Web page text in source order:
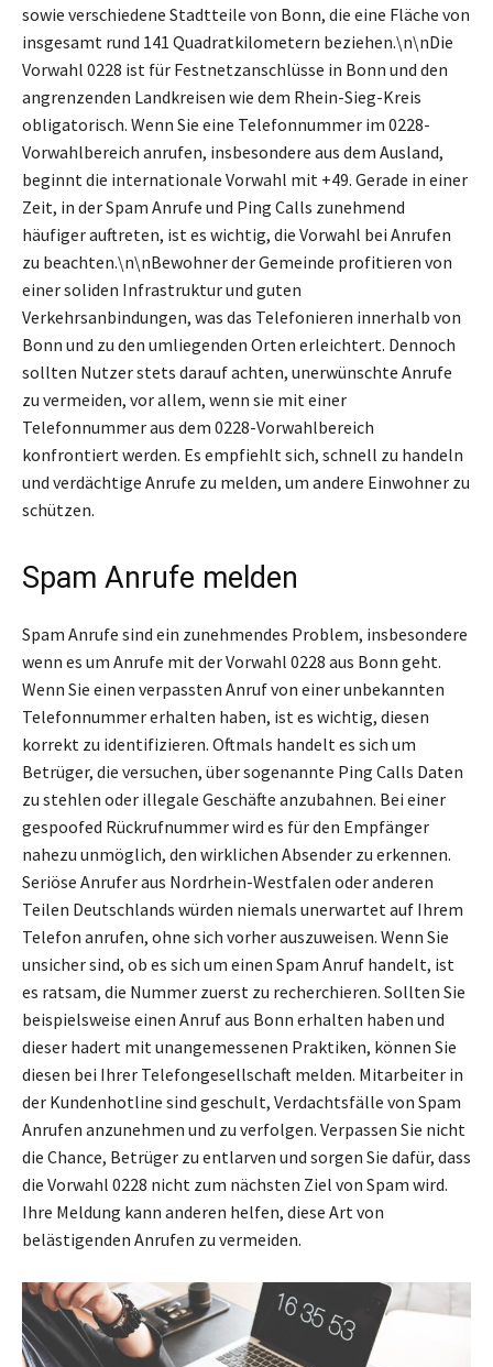
sowie verschiedene Stadtteile von Bonn, die eine Fläche von
insgesamt rund 141 Quadratkilometern beziehen.\n\nDie
Vorwahl 0228 ist für Festnetzanschlüsse in Bonn und den
angrenzenden Landkreisen wie dem Rhein-Sieg-Kreis
obligatorisch. Wenn Sie eine Telefonnummer im 0228-
Vorwahlbereich anrufen, insbesondere aus dem Ausland,
beginnt die internationale Vorwahl mit +49. Gerade in einer
Zeit, in der Spam Anrufe und Ping Calls zunehmend
häufiger auftreten, ist es wichtig, die Vorwahl bei Anrufen
zu beachten.\n\nBewohner der Gemeinde profitieren von
einer soliden Infrastruktur und guten
Verkehrsanbindungen, was das Telefonieren innerhalb von
Bonn und zu den umliegenden Orten erleichtert. Dennoch
sollten Nutzer stets darauf achten, unerwünschte Anrufe
zu vermeiden, vor allem, wenn sie mit einer
Telefonnummer aus dem 0228-Vorwahlbereich
konfrontiert werden. Es empfiehlt sich, schnell zu handeln
und verdächtige Anrufe zu melden, um andere Einwohner zu
schützen.
Spam Anrufe melden
Spam Anrufe sind ein zunehmendes Problem, insbesondere
wenn es um Anrufe mit der Vorwahl 0228 aus Bonn geht.
Wenn Sie einen verpassten Anruf von einer unbekannten
Telefonnummer erhalten haben, ist es wichtig, diesen
korrekt zu identifizieren. Oftmals handelt es sich um
Betrüger, die versuchen, über sogenannte Ping Calls Daten
zu stehlen oder illegale Geschäfte anzubahnen. Bei einer
gespoofed Rückrufnummer wird es für den Empfänger
nahezu unmöglich, den wirklichen Absender zu erkennen.
Seriöse Anrufer aus Nordrhein-Westfalen oder anderen
Teilen Deutschlands würden niemals unerwartet auf Ihrem
Telefon anrufen, ohne sich vorher auszuweisen. Wenn Sie
unsicher sind, ob es sich um einen Spam Anruf handelt, ist
es ratsam, die Nummer zuerst zu recherchieren. Sollten Sie
beispielsweise einen Anruf aus Bonn erhalten haben und
dieser hadert mit unangemessenen Praktiken, können Sie
diesen bei Ihrer Telefongesellschaft melden. Mitarbeiter in
der Kundenhotline sind geschult, Verdachtsfälle von Spam
Anrufen anzunehmen und zu verfolgen. Verpassen Sie nicht
die Chance, Betrüger zu entlarven und sorgen Sie dafür, dass
die Vorwahl 0228 nicht zum nächsten Ziel von Spam wird.
Ihre Meldung kann anderen helfen, diese Art von
belästigenden Anrufen zu vermeiden.